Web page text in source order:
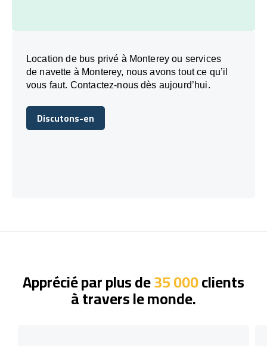
Location de bus privé à Monterey ou services
de navette à Monterey, nous avons tout ce qu’il
vous faut. Contactez-nous dès aujourd’hui.
Discutons-en
Discutons-en
Apprécié par plus de35 000clients
à travers le monde.